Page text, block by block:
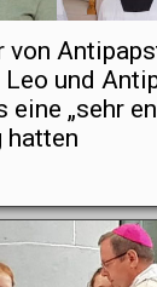
von
Leo und
eine „sehr
hatten